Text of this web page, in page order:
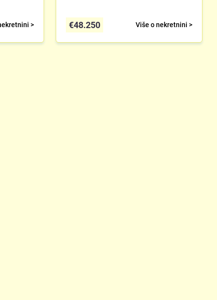
> Više o nekretnini >
€48.250